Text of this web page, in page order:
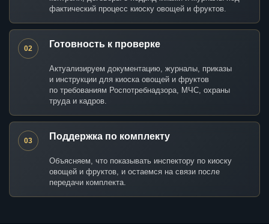
фактический процесс киоску овощей и фруктов.
02 Готовность к проверке
Актуализируем документацию, журналы, приказы
и инструкции для киоска овощей и фруктов
по требованиям Роспотребнадзора, МЧС, охраны
труда и кадров.
03 Поддержка по комплекту
Объясняем, что показывать инспектору по киоску
овощей и фруктов, и остаемся на связи после
передачи комплекта.